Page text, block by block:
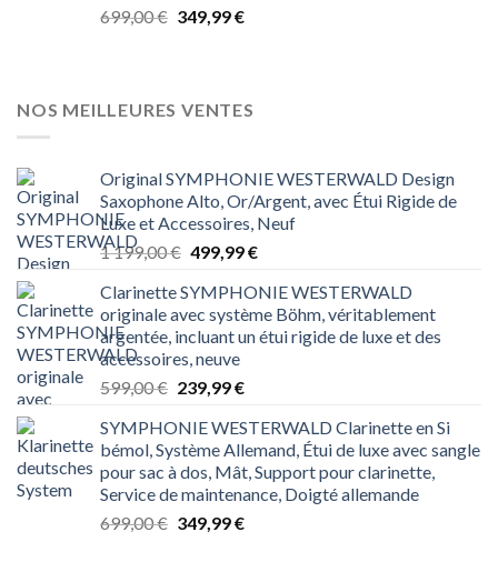
699,00€ Le
699,00 €.
349,99€Le
349,99 €.
NOS MEILLEURES VENTES
Original SYMPHONIE WESTERWALD Design
Saxophone Alto, Or/Argent, avec Étui Rigide de
Luxe et Accessoires, Neuf
1 199,00€ Le
initial
était :
1 199,00 €.
499,99€Le
actuel
est :
499,99 €.
Clarinette SYMPHONIE WESTERWALD
originale avec système Böhm, véritablement
argentée, incluant un étui rigide de luxe et des
accessoires, neuve
599,00€ Le
initial
était :
599,00 €.
239,99€Le
actuel
est :
239,99 €.
SYMPHONIE WESTERWALD Clarinette en Si
bémol, Système Allemand, Étui de luxe avec sangle
pour sac à dos, Mât, Support pour clarinette,
Service de maintenance, Doigté allemande
699,00€ Le
349,99€Le